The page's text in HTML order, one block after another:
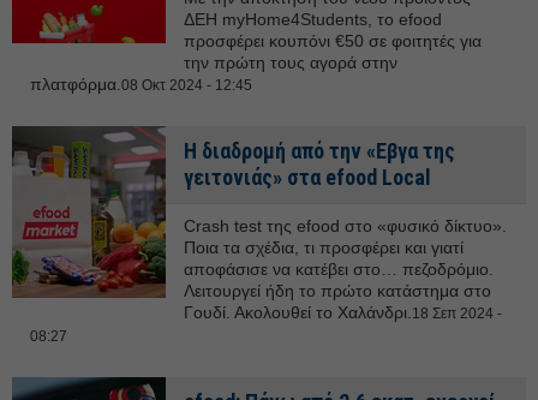
ΔΕΗ myHome4Students, το efood
προσφέρει κουπόνι €50 σε φοιτητές για
την πρώτη τους αγορά στην
πλατφόρμα. 08 Οκτ 2024 - 12:45
Η διαδρομή από την «Εβγα της
γειτονιάς» στα efood Local
Crash test της efood στο «φυσικό δίκτυο».
Ποια τα σχέδια, τι προσφέρει και γιατί
αποφάσισε να κατέβει στο… πεζοδρόμιο.
Λειτουργεί ήδη το πρώτο κατάστημα στο
Γουδί. Ακολουθεί το Χαλάνδρι. 18 Σεπ 2024 -
08:27